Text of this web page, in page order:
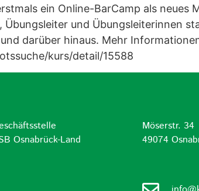
ein Online-BarCamp als
Übungsleiter und Übungsleiterinnen
darüber hinaus. Mehr
kurs/detail/15588
Osnabrück-Land
Möserstr. 34
49074